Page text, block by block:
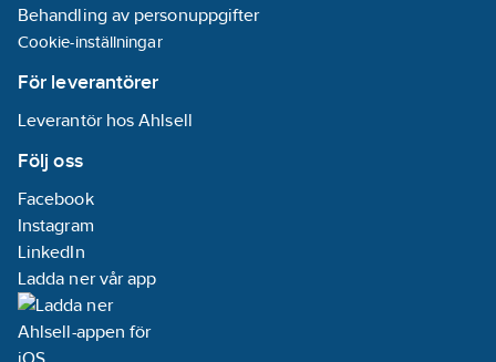
Behandling av personuppgifter
Cookie-inställningar
För leverantörer
Leverantör hos Ahlsell
Följ oss
Facebook
Instagram
LinkedIn
Ladda ner vår app